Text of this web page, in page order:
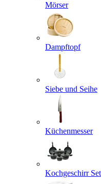
Mörser
Dampftopf
Siebe und Seihe
Küchenmesser
Kochgeschirr